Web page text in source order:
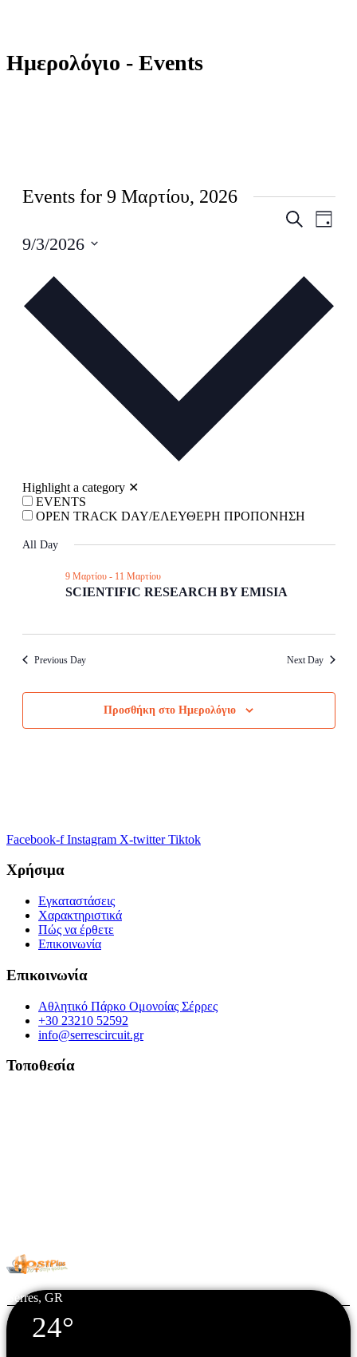
Ημερολόγιο - Events
Events for 9 Μαρτίου, 2026
Events
Views
Search
Ημέρα
9/3/2026
Highlight a category ✕
EVENTS
OPEN TRACK DAY/ΕΛΕΥΘΕΡΗ ΠΡΟΠΟΝΗΣΗ
All Day
SCIENTIFIC RESEARCH BY EMISIA
9 Μαρτίου- 11 Μαρτίου
Previous Day Next Day
Προσθήκη στο Ημερολόγιο
Facebook-f Instagram X-twitter Tiktok
Χρήσιμα
Εγκαταστάσεις
Χαρακτηριστικά
Πώς να έρθετε
Επικοινωνία
Επικοινωνία
Αθλητικό Πάρκο Ομονοίας Σέρρες
+30 23210 52592
info@serrescircuit.gr
Τοποθεσία
Serres, GR
24°